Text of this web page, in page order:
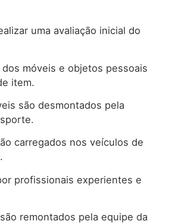
uma avaliação inicial do
dos móveis e objetos pessoais
item.
são desmontados pela
carregados nos veículos de
profissionais experientes e
remontados pela equipe da